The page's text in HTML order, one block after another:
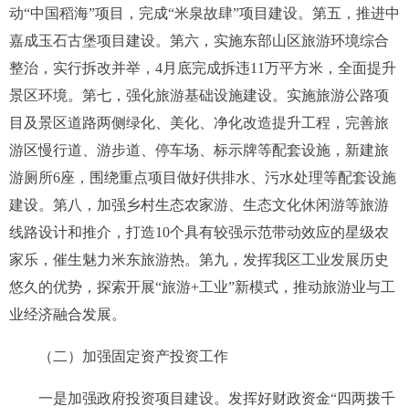
动“中国稻海”项目，完成“米泉故肆”项目建设。第五，推进中
嘉成玉石古堡项目建设。第六，实施东部山区旅游环境综合
整治，实行拆改并举， 4月底完成拆违11万平方米，全面提升
景区环境。第七，强化旅游基础设施建设。实施旅游公路项
目及景区道路两侧绿化、美化、净化改造提升工程，完善旅
游区慢行道、游步道、停车场、标示牌等配套设施，新建旅
游厕所6座，围绕重点项目做好供排水、污水处理等配套设施
建设。第八，加强乡村生态农家游、生态文化休闲游等旅游
线路设计和推介，打造10个具有较强示范带动效应的星级农
家乐，催生魅力米东旅游热。第九，发挥我区工业发展历史
悠久的优势，探索开展“旅游+工业”新模式，推动旅游业与工
业经济融合发展。
（二）加强固定资产投资工作
一是加强政府投资项目建设。发挥好财政资金“四两拨千